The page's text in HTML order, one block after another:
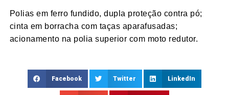
Polias em ferro fundido, dupla proteção contra pó;
cinta em borracha com taças aparafusadas;
acionamento na polia superior com moto redutor.
Facebook Twitter LinkedIn